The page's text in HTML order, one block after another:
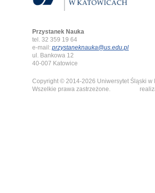
Przystanek Nauka
tel. 32 359 19 64
e-mail: przystaneknauka@us.edu.pl
ul. Bankowa 12
40-007 Katowice
Copyright © 2014-2026 Uniwersytet Śląski w
Wszelkie prawa zastrzeżone.